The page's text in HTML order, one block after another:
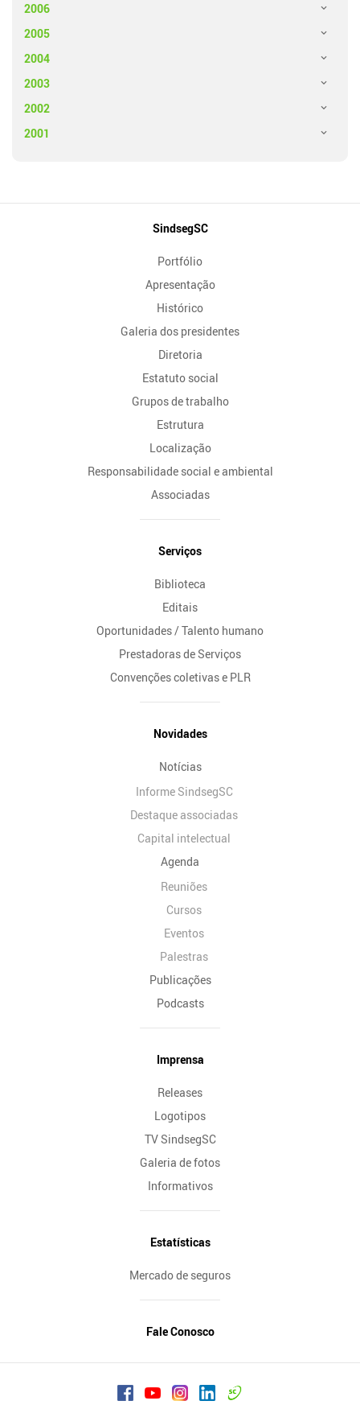
2006
2005
2004
2003
2002
2001
SindsegSC
Portfólio
Apresentação
Histórico
Galeria dos presidentes
Diretoria
Estatuto social
Grupos de trabalho
Estrutura
Localização
Responsabilidade social e ambiental
Associadas
Serviços
Biblioteca
Editais
Oportunidades / Talento humano
Prestadoras de Serviços
Convenções coletivas e PLR
Novidades
Notícias
Informe SindsegSC
Destaque associadas
Capital intelectual
Agenda
Reuniões
Cursos
Eventos
Palestras
Publicações
Podcasts
Imprensa
Releases
Logotipos
TV SindsegSC
Galeria de fotos
Informativos
Estatísticas
Mercado de seguros
Fale Conosco